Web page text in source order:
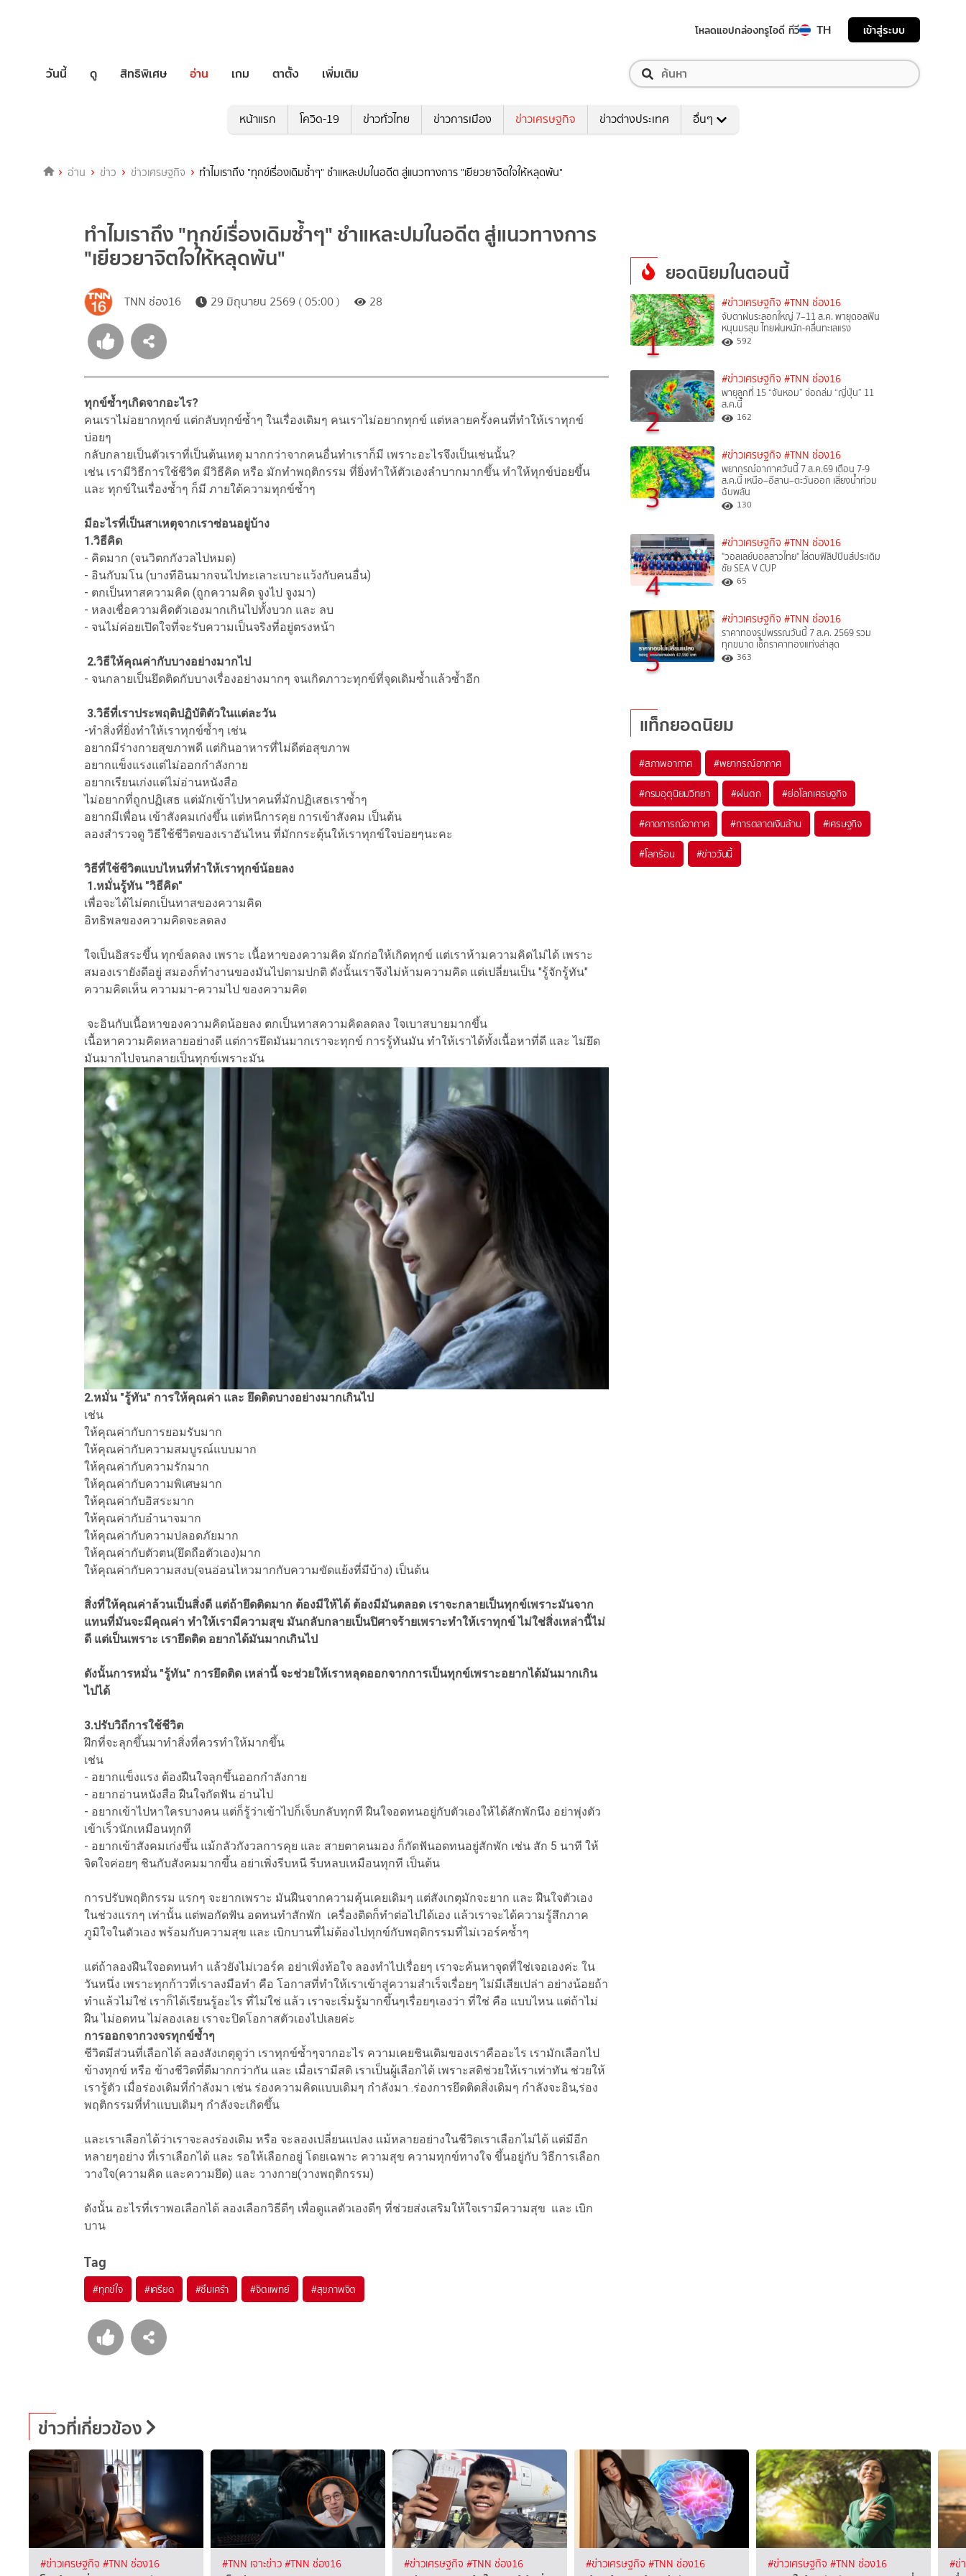
โหลดแอปกล่องทรูไอดี ทีวี TH เข้าสู่ระบบ
วันนี้ ดู สิทธิพิเศษ อ่าน เกม ตาตั้ง เพิ่มเติม
หน้าแรก โควิด-19 ข่าวทั่วไทย ข่าวการเมือง ข่าวเศรษฐกิจ ข่าวต่างประเทศ อื่นๆ
อ่าน ข่าว ข่าวเศรษฐกิจ ทำไมเราถึง "ทุกข์เรื่องเดิมซ้ำๆ" ชำแหละปมในอดีต สู่แนวทางการ "เยียวยาจิตใจให้หลุดพ้น"
ทำไมเราถึง "ทุกข์เรื่องเดิมซ้ำๆ" ชำแหละปมในอดีต สู่แนวทางการ
"เยียวยาจิตใจให้หลุดพ้น"
TNN ช่อง16 29 มิถุนายน 2569 ( 05:00 ) 28
ทุกข์ซ้ำๆเกิดจากอะไร?
คนเราไม่อยากทุกข์ แต่กลับทุกข์ซ้ำๆ ในเรื่องเดิมๆ คนเราไม่อยากทุกข์ แต่หลายครั้งคนที่ทำให้เราทุกข์
บ่อยๆ
กลับกลายเป็นตัวเราที่เป็นต้นเหตุ มากกว่าจากคนอื่นทำเราก็มี เพราะอะไรจึงเป็นเช่นนั้น?
เช่น เรามีวิธีการใช้ชีวิต มีวิธีคิด หรือ มักทำพฤติกรรม ที่ยิ่งทำให้ตัวเองลำบากมากขึ้น ทำให้ทุกข์บ่อยขึ้น
และ ทุกข์ในเรื่องซ้ำๆ ก็มี ภายใต้ความทุกข์ซ้ำๆ
มีอะไรที่เป็นสาเหตุจากเราซ่อนอยู่บ้าง
1.วิธีคิด
- คิดมาก (จนวิตกกังวลไปหมด)
- อินกับมโน (บางทีอินมากจนไปทะเลาะเบาะแว้งกับคนอื่น)
- ตกเป็นทาสความคิด (ถูกความคิด จูงไป จูงมา)
- หลงเชื่อความคิดตัวเองมากเกินไปทั้งบวก และ ลบ
- จนไม่ค่อยเปิดใจที่จะรับความเป็นจริงที่อยู่ตรงหน้า
2.วิธีให้คุณค่ากับบางอย่างมากไป
- จนกลายเป็นยึดติดกับบางเรื่องอย่างมากๆ จนเกิดภาวะทุกข์ที่จุดเดิมซ้ำแล้วซ้ำอีก
3.วิธีที่เราประพฤติปฏิบัติตัวในแต่ละวัน
-ทำสิ่งที่ยิ่งทำให้เราทุกข์ซ้ำๆ เช่น
อยากมีร่างกายสุขภาพดี แต่กินอาหารที่ไม่ดีต่อสุขภาพ
อยากแข็งแรงแต่ไม่ออกกำลังกาย
อยากเรียนเก่งแต่ไม่อ่านหนังสือ
ไม่อยากที่ถูกปฏิเสธ แต่มักเข้าไปหาคนที่มักปฏิเสธเราซ้ำๆ
อยากมีเพื่อน เข้าสังคมเก่งขึ้น แต่หนีการคุย การเข้าสังคม เป็นต้น
ลองสำรวจดู วิธีใช้ชีวิตของเราอันไหน ที่มักกระตุ้นให้เราทุกข์ใจบ่อยๆนะคะ
วิธีที่ใช้ชีวิตแบบไหนที่ทำให้เราทุกข์น้อยลง
1.หมั่นรู้ทัน "วิธีคิด"
เพื่อจะได้ไม่ตกเป็นทาสของความคิด
อิทธิพลของความคิดจะลดลง
ใจเป็นอิสระขึ้น ทุกข์ลดลง เพราะ เนื้อหาของความคิด มักก่อให้เกิดทุกข์ แต่เราห้ามความคิดไม่ได้ เพราะ
สมองเรายังดีอยู่ สมองก็ทำงานของมันไปตามปกติ ดังนั้นเราจึงไม่ห้ามความคิด แต่เปลี่ยนเป็น "รู้จักรู้ทัน"
ความคิดเห็น ความมา-ความไป ของความคิด
จะอินกับเนื้อหาของความคิดน้อยลง ตกเป็นทาสความคิดลดลง ใจเบาสบายมากขึ้น
เนื้อหาความคิดหลายอย่างดี แต่การยึดมันมากเราจะทุกข์ การรู้ทันมัน ทำให้เราได้ทั้งเนื้อหาที่ดี และ ไม่ยึด
มันมากไปจนกลายเป็นทุกข์เพราะมัน
2.หมั่น "รู้ทัน" การให้คุณค่า และ ยึดติดบางอย่างมากเกินไป
เช่น
ให้คุณค่ากับการยอมรับมาก
ให้คุณค่ากับความสมบูรณ์แบบมาก
ให้คุณค่ากับความรักมาก
ให้คุณค่ากับความพิเศษมาก
ให้คุณค่ากับอิสระมาก
ให้คุณค่ากับอำนาจมาก
ให้คุณค่ากับความปลอดภัยมาก
ให้คุณค่ากับตัวตน(ยึดถือตัวเอง)มาก
ให้คุณค่ากับความสงบ(จนอ่อนไหวมากกับความขัดแย้งที่มีบ้าง) เป็นต้น
สิ่งที่ให้คุณค่าล้วนเป็นสิ่งดี แต่ถ้ายึดติดมาก ต้องมีให้ได้ ต้องมีมันตลอด เราจะกลายเป็นทุกข์เพราะมันจาก
แทนที่มันจะมีคุณค่า ทำให้เรามีความสุข มันกลับกลายเป็นปิศาจร้ายเพราะทำให้เราทุกข์ ไม่ใช่สิ่งเหล่านี้ไม่
ดี แต่เป็นเพราะ เรายึดติด อยากได้มันมากเกินไป
ดังนั้นการหมั่น "รู้ทัน" การยึดติด เหล่านี้ จะช่วยให้เราหลุดออกจากการเป็นทุกข์เพราะอยากได้มันมากเกิน
ไปได้
3.ปรับวิถีการใช้ชีวิต
ฝึกที่จะลุกขึ้นมาทำสิ่งที่ควรทำให้มากขึ้น
เช่น
- อยากแข็งแรง ต้องฝืนใจลุกขึ้นออกกำลังกาย
- อยากอ่านหนังสือ ฝืนใจกัดฟัน อ่านไป
- อยากเข้าไปหาใครบางคน แต่ก็รู้ว่าเข้าไปก็เจ็บกลับทุกที ฝืนใจอดทนอยู่กับตัวเองให้ได้สักพักนึง อย่าพุ่งตัว
เข้าเร็วนักเหมือนทุกที
- อยากเข้าสังคมเก่งขึ้น แม้กลัวกังวลการคุย และ สายตาคนมอง ก็กัดฟันอดทนอยู่สักพัก เช่น สัก 5 นาที ให้
จิตใจค่อยๆ ชินกับสังคมมากขึ้น อย่าเพิ่งรีบหนี รีบหลบเหมือนทุกที เป็นต้น
การปรับพฤติกรรม แรกๆ จะยากเพราะ มันฝืนจากความคุ้นเคยเดิมๆ แต่สังเกตุมักจะยาก และ ฝืนใจตัวเอง
ในช่วงแรกๆ เท่านั้น แต่พอกัดฟัน อดทนทำสักพัก เครื่องติดก็ทำต่อไปได้เอง แล้วเราจะได้ความรู้สึกภาค
ภูมิใจในตัวเอง พร้อมกับความสุข และ เบิกบานที่ไม่ต้องไปทุกข์กับพฤติกรรมที่ไม่เวอร์คซ้ำๆ
แต่ถ้าลองฝืนใจอดทนทำ แล้วยังไม่เวอร์ค อย่าเพิ่งท้อใจ ลองทำไปเรื่อยๆ เราจะค้นหาจุดที่ใช่เจอเองค่ะ ใน
วันหนึ่ง เพราะทุกก้าวที่เราลงมือทำ คือ โอกาสที่ทำให้เราเข้าสู่ความสำเร็จเรื่อยๆ ไม่มีเสียเปล่า อย่างน้อยถ้า
ทำแล้วไม่ใช่ เราก็ได้เรียนรู้อะไร ที่ไม่ใช่ แล้ว เราจะเริ่มรู้มากขึ้นๆเรื่อยๆเองว่า ที่ใช่ คือ แบบไหน แต่ถ้าไม่
ฝืน ไม่อดทน ไม่ลองเลย เราจะปิดโอกาสตัวเองไปเลยค่ะ
การออกจากวงจรทุกข์ซ้ำๆ
ชีวิตมีส่วนที่เลือกได้ ลองสังเกตุดูว่า เราทุกข์ซ้ำๆจากอะไร ความเคยชินเดิมของเราคืออะไร เรามักเลือกไป
ข้างทุกข์ หรือ ข้างชีวิตที่ดีมากกว่ากัน และ เมื่อเรามีสติ เราเป็นผู้เลือกได้ เพราะสติช่วยให้เราเท่าทัน ช่วยให้
เรารู้ตัว เมื่อร่องเดิมที่กำลังมา เช่น ร่องความคิดแบบเดิมๆ กำลังมา .ร่องการยึดติดสิ่งเดิมๆ กำลังจะอิน,ร่อง
พฤติกรรมที่ทำแบบเดิมๆ กำลังจะเกิดขึ้น
และเราเลือกได้ว่าเราจะลงร่องเดิม หรือ จะลองเปลี่ยนแปลง แม้หลายอย่างในชีวิตเราเลือกไม่ได้ แต่มีอีก
หลายๆอย่าง ที่เราเลือกได้ และ รอให้เลือกอยู่ โดยเฉพาะ ความสุข ความทุกข์ทางใจ ขึ้นอยู่กับ วิธีการเลือก
วางใจ(ความคิด และความยึด) และ วางกาย(วางพฤติกรรม)
ดังนั้น อะไรที่เราพอเลือกได้ ลองเลือกวิธีดีๆ เพื่อดูแลตัวเองดีๆ ที่ช่วยส่งเสริมให้ใจเรามีความสุข และ เบิก
บาน
Tag
#ทุกข์ใจ #เครียด #ซึมเศร้า #จิตแพทย์ #สุขภาพจิต
ยอดนิยมในตอนนี้
1
#ข่าวเศรษฐกิจ #TNN ช่อง16
จับตาฝนระลอกใหญ่ 7–11 ส.ค. พายุดอลฟิน
หนุนมรสุม ไทยฝนหนัก-คลื่นทะเลแรง
592
2
#ข่าวเศรษฐกิจ #TNN ช่อง16
พายุลูกที่ 15 “จันหอม” จ่อถล่ม “ญี่ปุ่น” 11
ส.ค.นี้
162
3
#ข่าวเศรษฐกิจ #TNN ช่อง16
พยากรณ์อากาศวันนี้ 7 ส.ค.69 เตือน 7-9
ส.ค.นี้ เหนือ–อีสาน–ตะวันออก เสี่ยงน้ำท่วม
ฉับพลัน
130
4
#ข่าวเศรษฐกิจ #TNN ช่อง16
"วอลเลย์บอลสาวไทย" ไล่ตบฟิลิปปินส์ประเดิม
ชัย SEA V CUP
65
5
#ข่าวเศรษฐกิจ #TNN ช่อง16
ราคาทองรูปพรรณวันนี้ 7 ส.ค. 2569 รวม
ทุกขนาด เช็กราคาทองแท่งล่าสุด
363
แท็กยอดนิยม
#สภาพอากาศ #พยากรณ์อากาศ
#กรมอุตุนิยมวิทยา #ฝนตก #ย่อโลกเศรษฐกิจ
#คาดการณ์อากาศ #การตลาดเงินล้าน #เศรษฐกิจ
#โลกร้อน #ข่าววันนี้
ข่าวที่เกี่ยวข้อง
#ข่าวเศรษฐกิจ #TNN ช่อง16 #TNN เจาะข่าว#TNN ช่อง16 #ข่าวเศรษฐกิจ #TNN ช่อง16 #ข่าวเศรษฐกิจ #TNN ช่อง16 #ข่าวเศรษฐกิจ #TNN ช่อง16 #ข่